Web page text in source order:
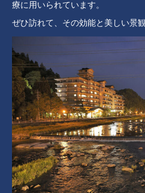
療に用いられています。
ぜひ訪れて、その効能と美しい景